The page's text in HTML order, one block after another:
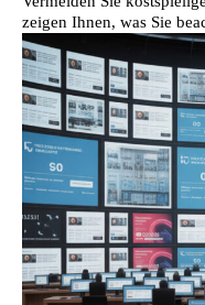
zeigen Ihnen, was Sie